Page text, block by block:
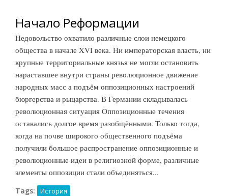
Начало Реформации
Недовольство охватило различные слои немецкого
общества в начале XVI века. Ни императорская власть, ни
крупные территориальные князья не могли остановить
нараставшее внутри страны революционное движение
народных масс а подъём оппозиционных настроений
бюргерства и рыцарства. В Германии складывалась
революционная ситуация Оппозиционные течения
оставались долгое время разобщёнными. Только тогда,
когда на почве широкого общественного подъёма
получили большое распространение оппозиционные и
революционные идеи в религиозной форме, различные
элементы оппозиции стали объединяться...
Tags: История